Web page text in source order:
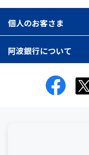
個人のお客さま
阿波銀行について